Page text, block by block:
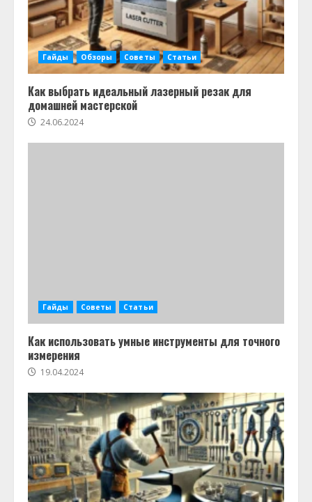
Гайды Обзоры Советы Статьи
Как выбрать идеальный лазерный резак для
домашней мастерской
24.06.2024
Гайды Советы Статьи
Как использовать умные инструменты для точного
измерения
19.04.2024